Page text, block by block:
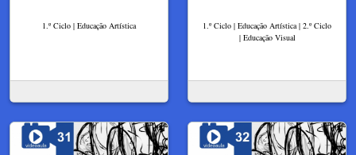
1.º Ciclo | Educação Artística
1.º Ciclo | Educação Artística | 2.º Ciclo
| Educação Visual